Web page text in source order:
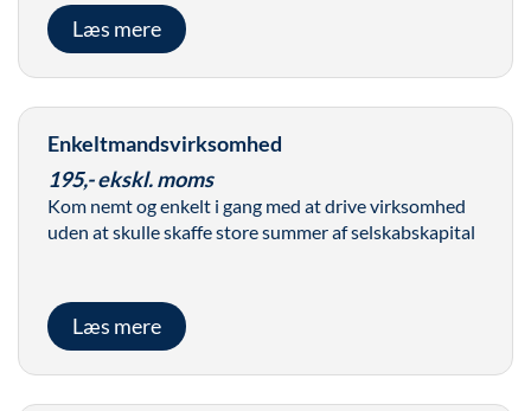
Læs mere
Enkeltmandsvirksomhed
195,- ekskl. moms
Kom nemt og enkelt i gang med at drive virksomhed
uden at skulle skaffe store summer af selskabskapital
Læs mere